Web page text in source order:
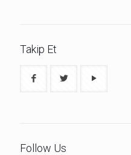
Takip Et
Follow Us